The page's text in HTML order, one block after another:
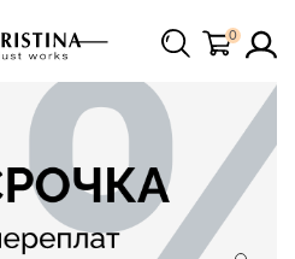
0